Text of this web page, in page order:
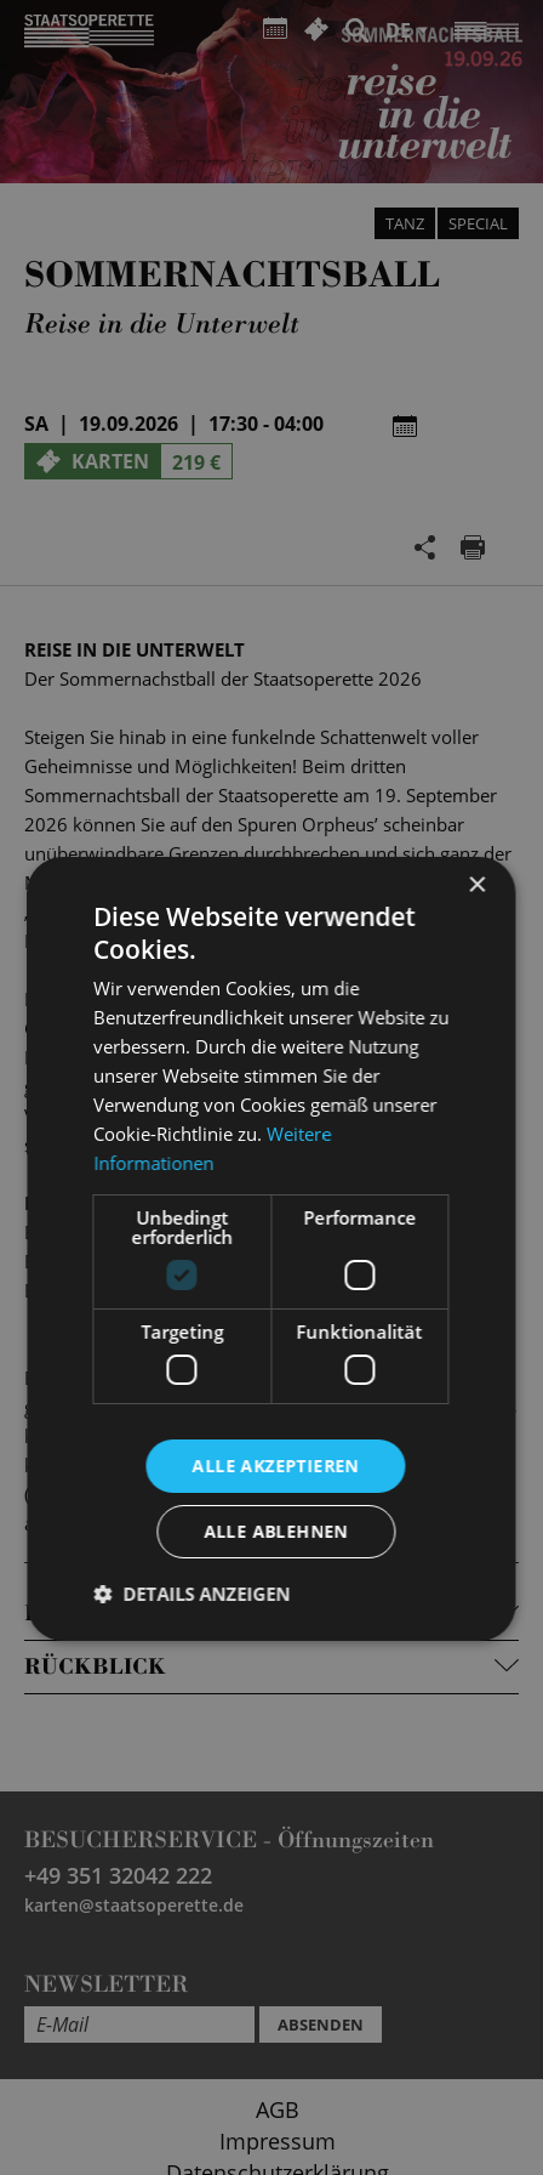
DE
TANZ SPECIAL
SOMMERNACHTSBALL
Reise in die Unterwelt
SA | 19.09.2026 | 17:30 - 04:00
KARTEN
219 €
REISE IN DIE UNTERWELT
Der Sommernachstball der Staatsoperette 2026
Steigen Sie hinab in eine funkelnde Schattenwelt voller
Geheimnisse und Möglichkeiten! Beim dritten
Sommernachtsball der Staatsoperette am 19. September
2026 können Sie auf den Spuren Orpheus’ scheinbar
unüberwindbare Grenzen durchbrechen und sich ganz der
Magie der Musik hingeben. Kommen Sie mit auf eine
„Reise in die Unterwelt“, wo im Dunkel der Nacht der
Mythos beginnt …
Nach der Uraufführung des Tanzabends
Gabriel Pitoni, der von der Selbstfindung Eurydikes im
Reich der Schatten erzählt, erwarten Sie ein wahrhaft
göttliches Buffet, künstlerische Darbietungen voller
Vampire und Dämonen sowie ein dionysischer Tanz, der
selbst Hades von seinem Unterweltsthron reißen würde.
Komplettpaket
Balleintritt mit Begrüßungsgetränk, Vorstellungsbesuch,
Buffet und Mitternachtssnack
Einlass: ab 17.30 Uhr
Bitte buchen Sie Ihre Karten für den Sommernachtsball
gerne direkt beim Besucherservice der Staatsoperette. Dies
kann telefonisch unter 0351- 32042 222, per E-Mail unter
karten@staatsoperette.de oder im Webshop erfolgen
(Die bezahlten Ballkarten sind von einer Stornierung
ausgenommen.)
DRESSCODE UND HINWEISE
RÜCKBLICK
BESUCHERSERVICE - Öffnungszeiten
+49 351 32042 222
karten@staatsoperette.de
NEWSLETTER
ABSENDEN
AGB
Impressum
×
Diese Webseite verwendet
Cookies.
Wir verwenden Cookies, um die
Benutzerfreundlichkeit unserer Website zu
verbessern. Durch die weitere Nutzung
unserer Webseite stimmen Sie der
Verwendung von Cookies gemäß unserer
Cookie-Richtlinie zu.Weitere
Informationen
Unbedingt
erforderlich
Performance
Targeting Funktionalität
ALLE AKZEPTIEREN
ALLE ABLEHNEN
DETAILS ANZEIGEN